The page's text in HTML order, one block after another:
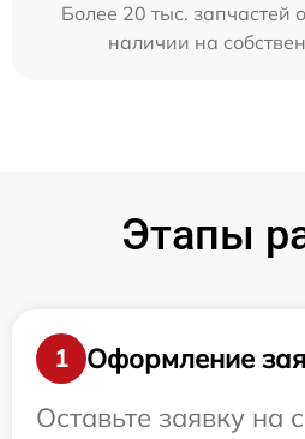
Более 20 тыс. запчастей
наличии на
Этапы
1
Оформление
Оставьте заявку на